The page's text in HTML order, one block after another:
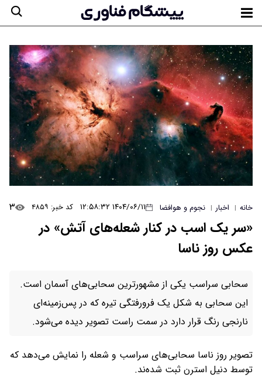
خانه | اخبار | نجوم و هوافضا ۱۴۰۴/۰۶/۱۱ ۱۲:۵۸:۳۲ کد خبر: ۴۸۵۹ ۳
«سر یک اسب در کنار شعله‌های آتش» در
عکس روز ناسا
سحابی سراسب یکی از مشهورترین سحابی‌های آسمان است.
این سحابی به شکل یک فرورفتگی تیره که در پس‌زمینه‌ای
نارنجی ‌رنگ قرار دارد در سمت راست تصویر دیده می‌شود.
تصویر روز ناسا سحابی‌های سراسب و شعله را نمایش می‌دهد که
توسط دنیل استرن ثبت شده‌ند.